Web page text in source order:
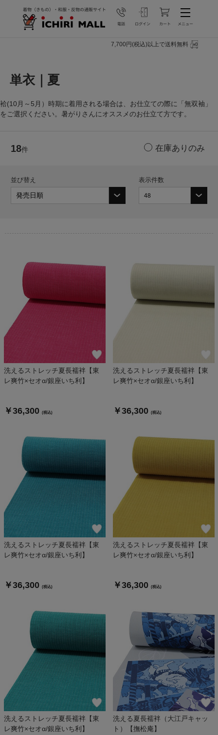
7,700円(税込)以上で送料無料
単衣｜夏
袷(10月～5月）時期に着用される場合は、お仕立ての際に「無双袖」
をご選択ください。暑がりさんにオススメのお仕立て方です。
18件
並び替え 表示件数
洗えるストレッチ夏長襦袢【東
レ爽竹×セオα/銀座いち利】
￥36,300 (税込)
洗えるストレッチ夏長襦袢【東
レ爽竹×セオα/銀座いち利】
￥36,300 (税込)
洗えるストレッチ夏長襦袢【東
レ爽竹×セオα/銀座いち利】
￥36,300 (税込)
洗えるストレッチ夏長襦袢【東
レ爽竹×セオα/銀座いち利】
￥36,300 (税込)
洗えるストレッチ夏長襦袢【東
レ爽竹×セオα/銀座いち利】
洗える夏長襦袢（大江戸キャッ
ト）【撫松庵】